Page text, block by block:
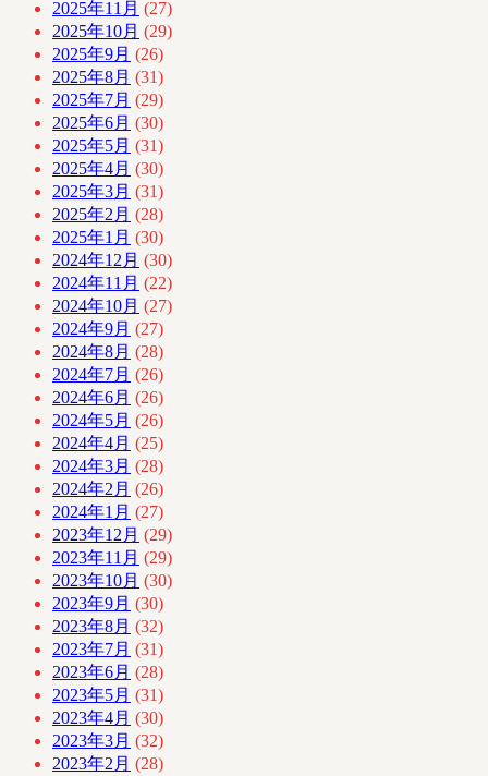
2025年11月 (27)
2025年10月 (29)
2025年9月 (26)
2025年8月 (31)
2025年7月 (29)
2025年6月 (30)
2025年5月 (31)
2025年4月 (30)
2025年3月 (31)
2025年2月 (28)
2025年1月 (30)
2024年12月 (30)
2024年11月 (22)
2024年10月 (27)
2024年9月 (27)
2024年8月 (28)
2024年7月 (26)
2024年6月 (26)
2024年5月 (26)
2024年4月 (25)
2024年3月 (28)
2024年2月 (26)
2024年1月 (27)
2023年12月 (29)
2023年11月 (29)
2023年10月 (30)
2023年9月 (30)
2023年8月 (32)
2023年7月 (31)
2023年6月 (28)
2023年5月 (31)
2023年4月 (30)
2023年3月 (32)
2023年2月 (28)